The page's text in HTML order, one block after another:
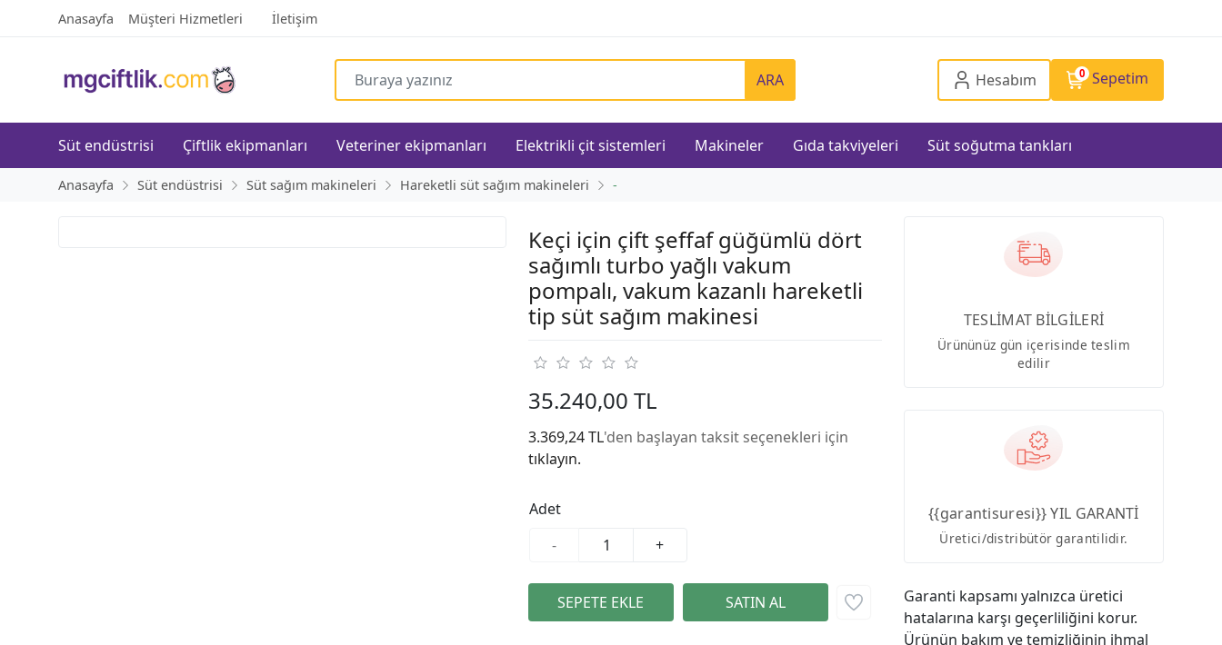
Anasayfa Müşteri Hizmetleri İletişim
ARA Hesabım 0 Sepetim
Süt endüstrisi Çiftlik ekipmanları Veteriner ekipmanları Elektrikli çit sistemleri Makineler Gıda takviyeleri Süt soğutma tankları
Anasayfa Süt endüstrisi Süt sağım makineleri Hareketli süt sağım makineleri -
Keçi için çift şeffaf güğümlü dört
sağımlı turbo yağlı vakum
pompalı, vakum kazanlı hareketli
tip süt sağım makinesi
35.240,00 TL
3.369,24 TL'den başlayan taksit seçenekleri için
tıklayın.
Adet
-
+
TESLİMAT BİLGİLERİ
Ürününüz gün içerisinde teslim
edilir
{{garantisuresi}} YIL GARANTİ
Üretici/distribütör garantilidir.
Garanti kapsamı yalnızca üretici
hatalarına karşı geçerliliğini korur.
Ürünün bakım ve temizliğinin ihmal